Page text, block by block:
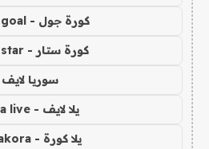
كورة جول - kora goal
كورة ستار - kora star
سوريا لايف
يلا لايف - yalla live
يلا كورة - yallakora